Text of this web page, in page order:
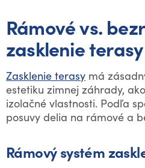
Rámové vs.
zasklenie terasy
Zasklenie terasy má
estetiku zimnej záhrady,
izolačné vlastnosti. Podľa
posuvy delia na rámové a
Rámový systém